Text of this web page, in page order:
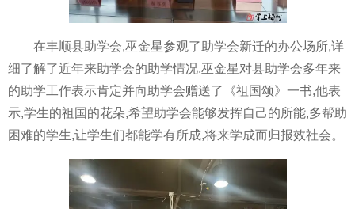
在丰顺县助学会,巫金星参观了助学会新迁的办公场所,详
细了解了近年来助学会的助学情况,巫金星对县助学会多年来
的助学工作表示肯定并向助学会赠送了《祖国颂》一书,他表
示,学生的祖国的花朵,希望助学会能够发挥自己的所能,多帮助
困难的学生,让学生们都能学有所成,将来学成而归报效社会。